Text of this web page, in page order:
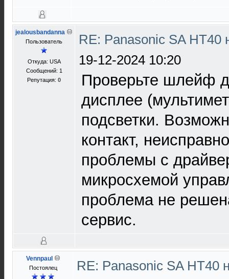
jealousbandanna
Пользователь
Откуда: USA
Сообщений: 1
Репутация: 0
RE: Panasonic SA HT40
19-12-2024 10:20
Проверьте шлейф
дисплее
подсветки.
контакт,
проблемы с
микросхемой
проблема не
сервис.
Vennpaul
Постоялец
RE: Panasonic SA HT40